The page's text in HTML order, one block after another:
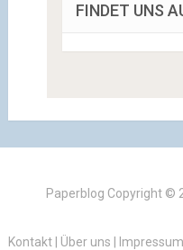
FINDET UNS
Paperblog Copyright ©
Kontakt| Über uns Impressum